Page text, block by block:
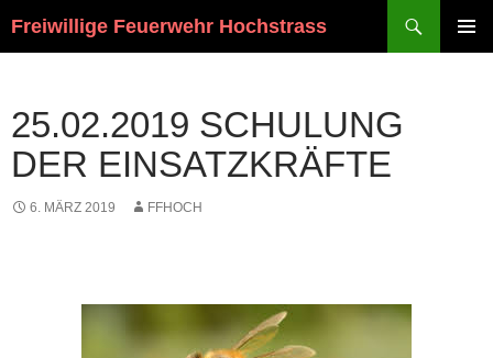
Freiwillige Feuerwehr Hochstrass
25.02.2019 SCHULUNG
DER EINSATZKRÄFTE
6. MÄRZ 2019 FFHOCH